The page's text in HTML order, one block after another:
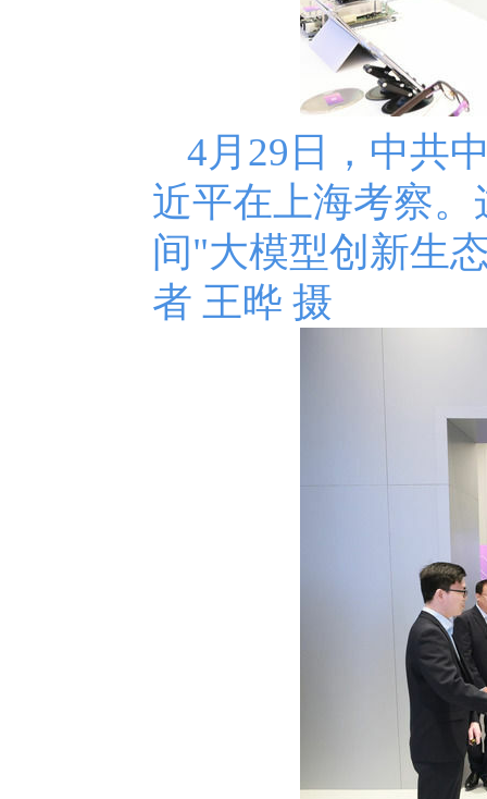
4月29日，中共
近平在上海考察
间"大模型创新生
者 王晔 摄